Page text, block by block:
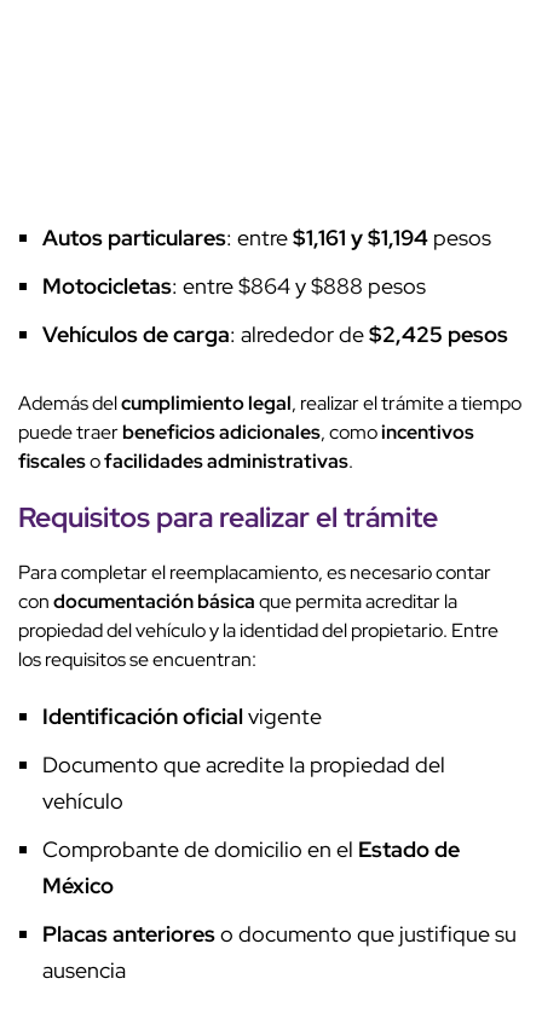
Autos particulares: entre$1,161 y $1,194 pesos
Motocicletas: entre $864 y $888 pesos
Vehículos de carga: alrededor de$2,425 pesos
Además delcumplimiento legal, realizar el trámite a tiempo
puede traerbeneficios adicionales, comoincentivos
fiscalesofacilidades administrativas.
Requisitos para realizar el trámite
Para completar el reemplacamiento, es necesario contar
condocumentación básicaque permita acreditar la
propiedad del vehículo y la identidad del propietario. Entre
los requisitos se encuentran:
Identificación oficialvigente
Documento que acredite la propiedad del
vehículo
Comprobante de domicilio en el Estado de
México
Placas anterioreso documento que justifique su
ausencia